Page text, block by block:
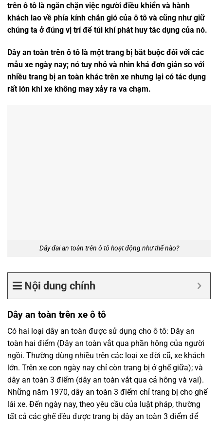
trên ô tô là ngăn chặn việc người điều khiển và hành
khách lao về phía kính chắn gió của ô tô và cũng như giữ
chúng ta ở đúng vị trí để túi khí phát huy tác dụng của nó.
Dây an toàn trên ô tô là một trang bị bắt buộc đối với các
mẫu xe ngày nay; nó tuy nhỏ và nhìn khá đơn giản so với
nhiều trang bị an toàn khác trên xe nhưng lại có tác dụng
rất lớn khi xe không may xảy ra va chạm.
Dây đai an toàn trên ô tô hoạt động như thế nào?
Nội dung chính
Dây an toàn trên xe ô tô
Có hai loại dây an toàn được sử dụng cho ô tô: Dây an
toàn hai điểm (Dây an toàn vắt qua phần hông của người
ngồi. Thường dùng nhiều trên các loại xe đời cũ, xe khách
lớn. Trên xe con ngày nay chỉ còn trang bị ở ghế giữa); và
dây an toàn 3 điểm (dây an toàn vắt qua cả hông và vai).
Những năm 1970, dây an toàn 3 điểm chỉ trang bị cho ghế
lái xe. Đến ngày nay, theo yêu cầu của luật pháp, thường
tất cả các ghế đều được trang bị dây an toàn 3 điểm để